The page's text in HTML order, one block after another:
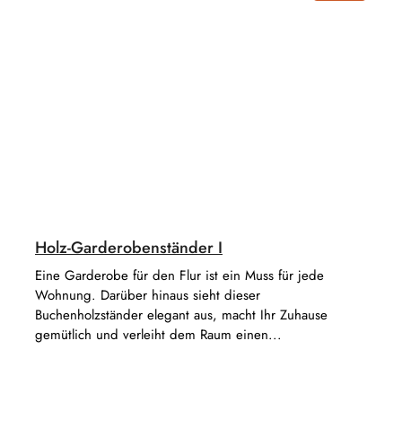
Holz-Garderobenständer I
Eine Garderobe für den Flur ist ein Muss für jede
Wohnung. Darüber hinaus sieht dieser
Buchenholzständer elegant aus, macht Ihr Zuhause
gemütlich und verleiht dem Raum einen...